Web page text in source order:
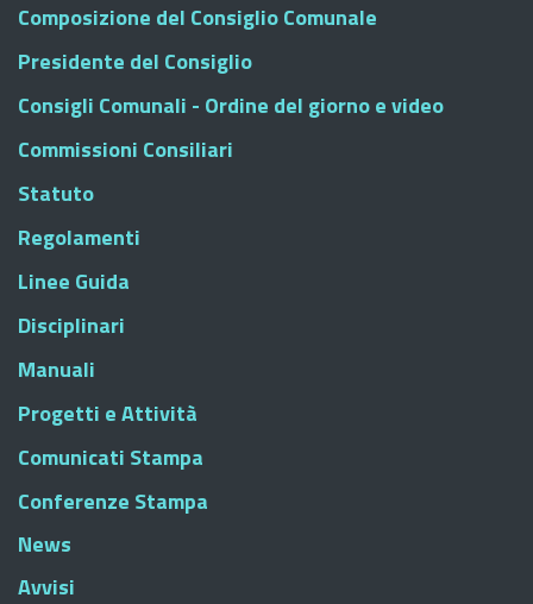
Composizione del Consiglio Comunale
Presidente del Consiglio
Consigli Comunali - Ordine del giorno e video
Commissioni Consiliari
Statuto
Regolamenti
Linee Guida
Disciplinari
Manuali
Progetti e Attività
Comunicati Stampa
Conferenze Stampa
News
Avvisi